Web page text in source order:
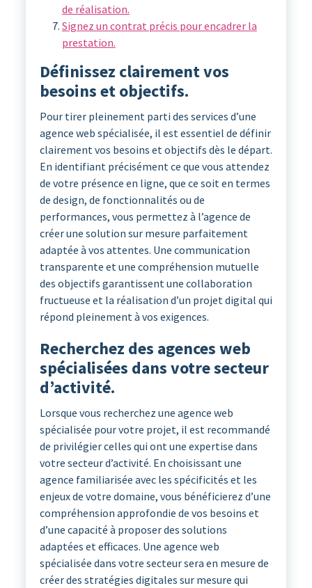
de réalisation.
Signez un contrat précis pour encadrer la
prestation.
Définissez clairement vos
besoins et objectifs.
Pour tirer pleinement parti des services d’une
agence web spécialisée, il est essentiel de définir
clairement vos besoins et objectifs dès le départ.
En identifiant précisément ce que vous attendez
de votre présence en ligne, que ce soit en termes
de design, de fonctionnalités ou de
performances, vous permettez à l’agence de
créer une solution sur mesure parfaitement
adaptée à vos attentes. Une communication
transparente et une compréhension mutuelle
des objectifs garantissent une collaboration
fructueuse et la réalisation d’un projet digital qui
répond pleinement à vos exigences.
Recherchez des agences web
spécialisées dans votre secteur
d’activité.
Lorsque vous recherchez une agence web
spécialisée pour votre projet, il est recommandé
de privilégier celles qui ont une expertise dans
votre secteur d’activité. En choisissant une
agence familiarisée avec les spécificités et les
enjeux de votre domaine, vous bénéficierez d’une
compréhension approfondie de vos besoins et
d’une capacité à proposer des solutions
adaptées et efficaces. Une agence web
spécialisée dans votre secteur sera en mesure de
créer des stratégies digitales sur mesure qui